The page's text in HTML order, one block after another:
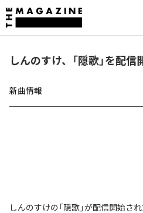
しんのすけ、「隠歌」を配信
新曲情報
しんのすけの「隠歌」が配信開始さ